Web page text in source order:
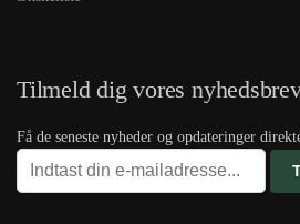
Tilmeld dig vores
Få de seneste nyheder og opdateringer